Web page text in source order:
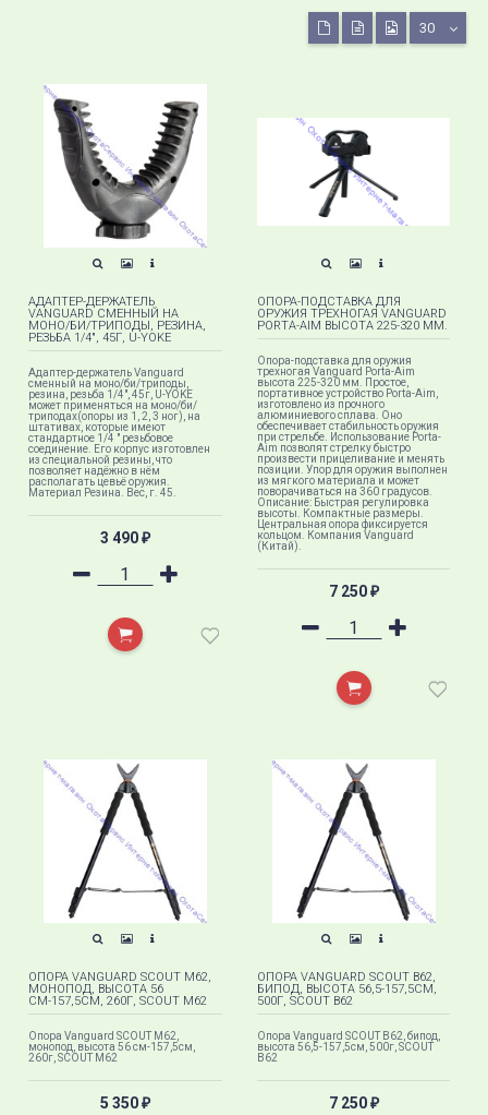
30
АДАПТЕР-ДЕРЖАТЕЛЬ
VANGUARD СМЕННЫЙ НА
МОНО/БИ/ТРИПОДЫ, РЕЗИНА,
РЕЗЬБА 1/4", 45Г, U-YOKE
Адаптер-держатель Vanguard
сменный на моно/би/триподы,
резина, резьба 1/4", 45г, U-YOKE
может применяться на моно/би/
триподах(опоры из 1, 2, 3 ног), на
штативах, которые имеют
стандартное 1/4 " резьбовое
соединение. Его корпус изготовлен
из специальной резины, что
позволяет надёжно в нём
располагать цевьё оружия.
Материал Резина. Вес, г. 45.
3 490 ₽
ОПОРА-ПОДСТАВКА ДЛЯ
ОРУЖИЯ ТРЕХНОГАЯ VANGUARD
PORTA-AIM ВЫСОТА 225-320 ММ.
Опора-подставка для оружия
трехногая Vanguard Porta-Aim
высота 225-320 мм. ​​​Простое,
портативное устройство Porta-Aim,
изготовлено из прочного
алюминиевого сплава. Оно
обеспечивает стабильность оружия
при стрельбе. Использование Porta-
Aim позволят стрелку быстро
произвести прицеливание и менять
позиции. Упор для оружия выполнен
из мягкого материала и может
поворачиваться на 360 градусов.
Описание: Быстрая регулировка
высоты. Компактные размеры.
Центральная опора фиксируется
кольцом. ​Компания Vanguard
(Китай).
7 250 ₽
ОПОРА VANGUARD SCOUT M62,
МОНОПОД, ВЫСОТА 56
СМ-157,5СМ, 260Г, SCOUT M62
Опора Vanguard SCOUT M62,
монопод, высота 56 см-157,5см,
260г, SCOUT M62
5 350 ₽
ОПОРА VANGUARD SCOUT B62,
БИПОД, ВЫСОТА 56,5-157,5СМ,
500Г, SCOUT B62
Опора Vanguard SCOUT B62, бипод,
высота 56,5-157,5см, 500г, SCOUT
B62
7 250 ₽